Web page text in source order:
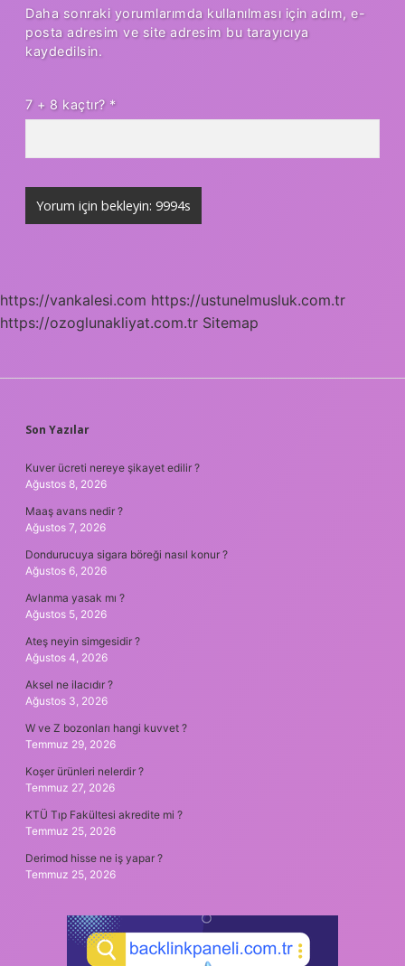
Daha sonraki yorumlarımda kullanılması için adım, e-
posta adresim ve site adresim bu tarayıcıya
kaydedilsin.
7 + 8 kaçtır? *
https://vankalesi.com https://ustunelmusluk.com.tr
https://ozoglunakliyat.com.tr Sitemap
SIDEBAR
Son Yazılar
Kuver ücreti nereye şikayet edilir ?
Ağustos 8, 2026
Maaş avans nedir ?
Ağustos 7, 2026
Dondurucuya sigara böreği nasıl konur ?
Ağustos 6, 2026
Avlanma yasak mı ?
Ağustos 5, 2026
Ateş neyin simgesidir ?
Ağustos 4, 2026
Aksel ne ilacıdır ?
Ağustos 3, 2026
W ve Z bozonları hangi kuvvet ?
Temmuz 29, 2026
Koşer ürünleri nelerdir ?
Temmuz 27, 2026
KTÜ Tıp Fakültesi akredite mi ?
Temmuz 25, 2026
Derimod hisse ne iş yapar ?
Temmuz 25, 2026